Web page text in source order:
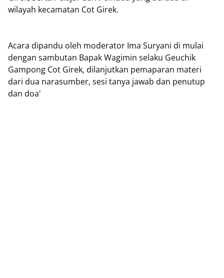
wilayah kecamatan Cot Girek.
Acara dipandu oleh moderator Ima Suryani di mulai
dengan sambutan Bapak Wagimin selaku Geuchik
Gampong Cot Girek, dilanjutkan pemaparan materi
dari dua narasumber, sesi tanya jawab dan penutup
dan doa'